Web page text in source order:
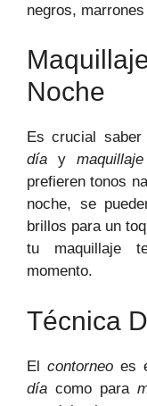
negros,
Noche
Es crucial
día y
prefieren tonos
noche, se
brillos para un
tu maquillaje
momento.
Técnica
El contorneo es
día como para